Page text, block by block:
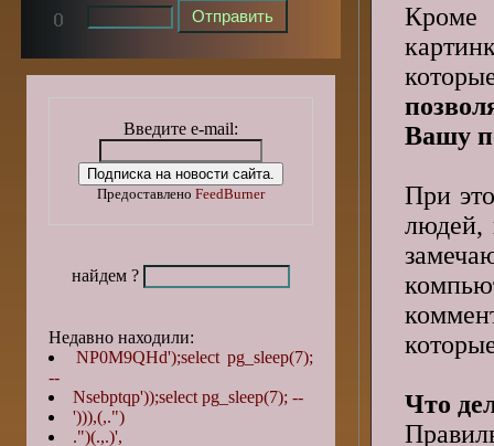
Вашу
При
людей,
Что
Введите e-mail:
Предоставлено FeedBurner
найдем ?
Недавно находили:
NP0M9QHd');select pg_sleep(7);
--
Nsebptqp'));select pg_sleep(7); --
'))),(,.")
.")(.,.)',